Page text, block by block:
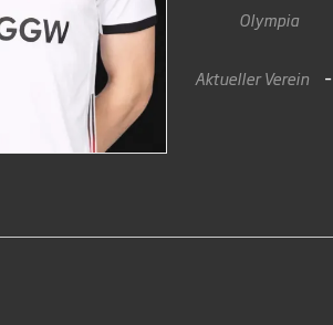
Olympia
Aktueller Verein -